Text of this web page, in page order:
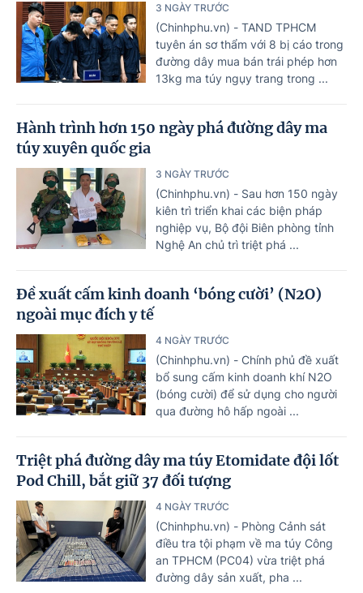
3 NGÀY TRƯỚC
(Chinhphu.vn) - TAND TPHCM
tuyên án sơ thẩm với 8 bị cáo trong
đường dây mua bán trái phép hơn
13kg ma túy ngụy trang trong ...
Hành trình hơn 150 ngày phá đường dây ma
túy xuyên quốc gia
3 NGÀY TRƯỚC
(Chinhphu.vn) - Sau hơn 150 ngày
kiên trì triển khai các biện pháp
nghiệp vụ, Bộ đội Biên phòng tỉnh
Nghệ An chủ trì triệt phá ...
Đề xuất cấm kinh doanh ‘bóng cười’ (N2O)
ngoài mục đích y tế
4 NGÀY TRƯỚC
(Chinhphu.vn) - Chính phủ đề xuất
bổ sung cấm kinh doanh khí N2O
(bóng cười) để sử dụng cho người
qua đường hô hấp ngoài ...
Triệt phá đường dây ma túy Etomidate đội lốt
Pod Chill, bắt giữ 37 đối tượng
4 NGÀY TRƯỚC
(Chinhphu.vn) - Phòng Cảnh sát
điều tra tội phạm về ma túy Công
an TPHCM (PC04) vừa triệt phá
đường dây sản xuất, pha ...